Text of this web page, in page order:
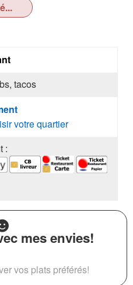
tacos
votre quartier
:
mes envies!
vos plats préférés!